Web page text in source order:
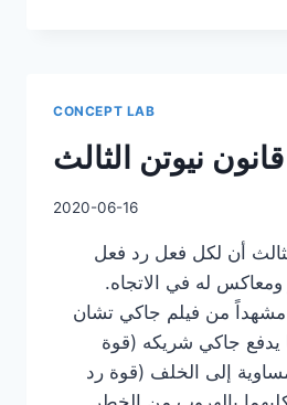
CONCEPT LAB
قانون نيوتن الثالث
2020-06-16
أن لكل فعل رد فعل
له في الاتجاه.
مشهداً من فيلم جاكي تشان
يدفع جاكي شريكه (قوة
إلى الخلف (قوة رد